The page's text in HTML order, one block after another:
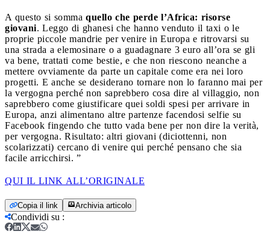
A questo si somma quello che perde l’Africa: risorse
giovani. Leggo di ghanesi che hanno venduto il taxi o le
proprie piccole mandrie per venire in Europa e ritrovarsi su
una strada a elemosinare o a guadagnare 3 euro all’ora se gli
va bene, trattati come bestie, e che non riescono neanche a
mettere ovviamente da parte un capitale come era nei loro
progetti. E anche se desiderano tornare non lo faranno mai per
la vergogna perché non saprebbero cosa dire al villaggio, non
saprebbero come giustificare quei soldi spesi per arrivare in
Europa, anzi alimentano altre partenze facendosi selfie su
Facebook fingendo che tutto vada bene per non dire la verità,
per vergogna. Risultato: altri giovani (diciottenni, non
scolarizzati) cercano di venire qui perché pensano che sia
facile arricchirsi. ”
QUI IL LINK ALL’ORIGINALE
Copia il link Archivia articolo
Condividi su :